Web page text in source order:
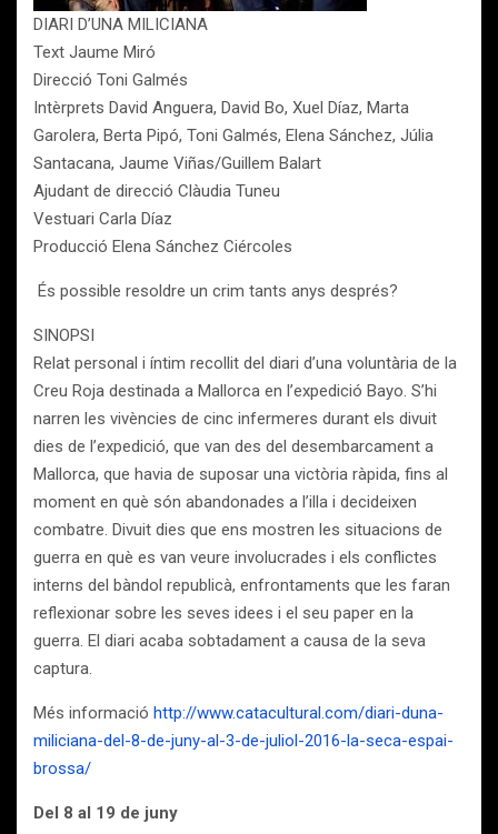
DIARI D’UNA MILICIANA
Text Jaume Miró
Direcció Toni Galmés
Intèrprets David Anguera, David Bo, Xuel Díaz, Marta
Garolera, Berta Pipó, Toni Galmés, Elena Sánchez, Júlia
Santacana, Jaume Viñas/Guillem Balart
Ajudant de direcció Clàudia Tuneu
Vestuari Carla Díaz
Producció Elena Sánchez Ciércoles
És possible resoldre un crim tants anys després?
SINOPSI
Relat personal i íntim recollit del diari d’una voluntària de la
Creu Roja destinada a Mallorca en l’expedició Bayo. S’hi
narren les vivències de cinc infermeres durant els divuit
dies de l’expedició, que van des del desembarcament a
Mallorca, que havia de suposar una victòria ràpida, fins al
moment en què són abandonades a l’illa i decideixen
combatre. Divuit dies que ens mostren les situacions de
guerra en què es van veure involucrades i els conflictes
interns del bàndol republicà, enfrontaments que les faran
reflexionar sobre les seves idees i el seu paper en la
guerra. El diari acaba sobtadament a causa de la seva
captura.
Més informació http://www.catacultural.com/diari-duna-
miliciana-del-8-de-juny-al-3-de-juliol-2016-la-seca-espai-
brossa/
Del 8 al 19 de juny